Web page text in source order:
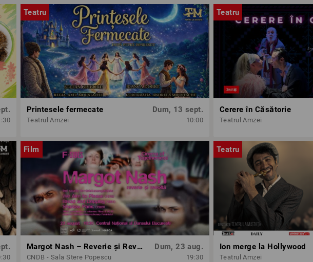
Teatru
Printesele fermecate
Teatrul Amzei
Dum, 13 sept.
10:00
Teatru
Cerere în Căsătorie
Teatrul Amzei
Film
Margot Nash – Reverie și Revoltă: 3 scurtmetraje feminist-avangardiste
CNDB - Sala Stere Popescu
Dum, 23 aug.
19:30
Teatru
Ion merge la Hollywood
Teatrul Amzei